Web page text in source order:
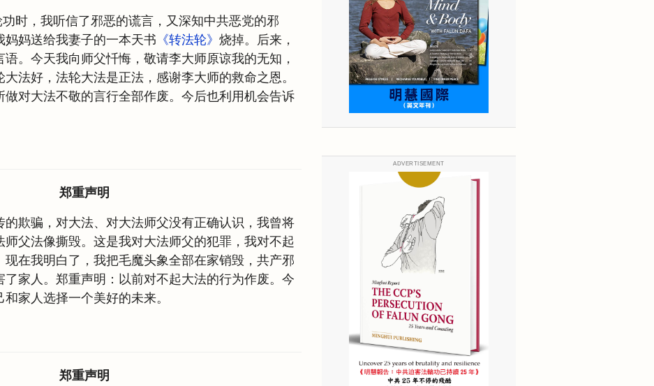
功时，我听信了邪恶的谎言，又深知中共恶党的邪
妈送给我妻子的一本天书 《转法轮》 烧掉。后来，
。今天我向师父忏悔，敬请李大师原谅我的无知，
法好，法轮大法是正法，感谢李大师的救命之恩。
做对大法不敬的言行全部作废。今后也利用机会告诉
郑重声明
的欺骗，对大法、对大法师父没有正确认识，我曾将
师父法像撕毁。这是我对大法师父的犯罪，我对不起
现在我明白了，我把毛魔头象全部在家销毁，共产邪
了家人。郑重声明：以前对不起大法的行为作废。今
家人选择一个美好的未来。
郑重声明
ADVERTISEMENT